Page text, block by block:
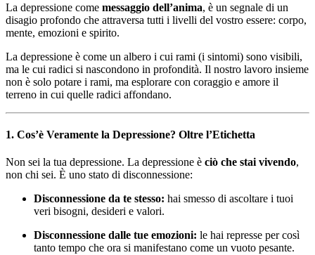
La depressione come messaggio dell’anima, è un segnale di un
disagio profondo che attraversa tutti i livelli del vostro essere: corpo,
mente, emozioni e spirito.
La depressione è come un albero i cui rami (i sintomi) sono visibili,
ma le cui radici si nascondono in profondità. Il nostro lavoro insieme
non è solo potare i rami, ma esplorare con coraggio e amore il
terreno in cui quelle radici affondano.
1. Cos’è Veramente la Depressione? Oltre l’Etichetta
Non sei la tua depressione. La depressione è ciò che stai vivendo,
non chi sei. È uno stato di disconnessione:
Disconnessione da te stesso: hai smesso di ascoltare i tuoi
veri bisogni, desideri e valori.
Disconnessione dalle tue emozioni: le hai represse per così
tanto tempo che ora si manifestano come un vuoto pesante.